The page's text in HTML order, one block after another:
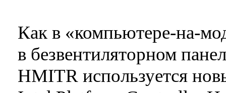
Как в «компьютере-на-
в безвентиляторном
HMITR используется